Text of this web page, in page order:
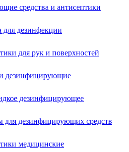
средства и антисептики
для дезинфекции
для рук и поверхностей
дезинфицирующие
дезинфицирующее
для дезинфицирующих средств
медицинские